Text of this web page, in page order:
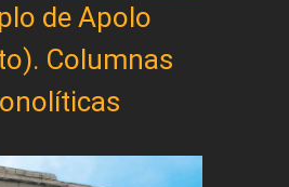
de Apolo
Columnas